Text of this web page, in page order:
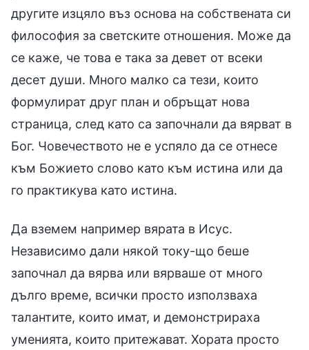
другите изцяло въз основа на собствената си
философия за светските отношения. Може да
се каже, че това е така за девет от всеки
десет души. Много малко са тези, които
формулират друг план и обръщат нова
страница, след като са започнали да вярват в
Бог. Човечеството не е успяло да се отнесе
към Божието слово като към истина или да
го практикува като истина.
Да вземем например вярата в Исус.
Независимо дали някой току-що беше
започнал да вярва или вярваше от много
дълго време, всички просто използваха
талантите, които имат, и демонстрираха
уменията, които притежават. Хората просто